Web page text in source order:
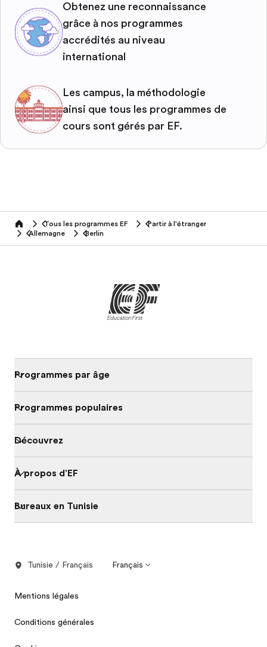
Obtenez une reconnaissance
grâce à nos programmes
accrédités au niveau
international
Les campus, la méthodologie
ainsi que tous les programmes de
cours sont gérés par EF.
home Tous les programmes EF
Partir à l'étranger
Allemagne
Berlin
Programmes par âge
Programmes populaires
Découvrez
À propos d'EF
Bureaux en Tunisie
Tunisie / Français Français
Mentions légales
Conditions générales